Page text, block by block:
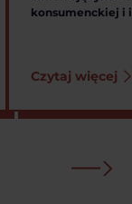
konsumenckiej i
Czytaj więcej